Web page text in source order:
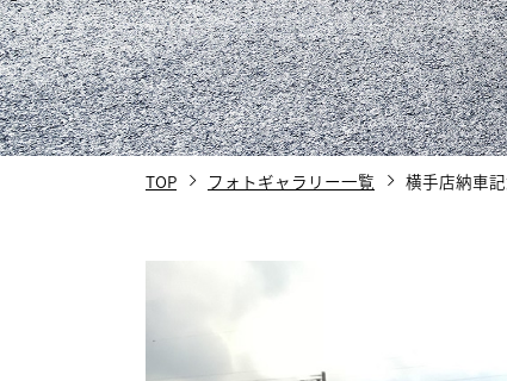
TOP フォトギャラリー一覧 横手店納車